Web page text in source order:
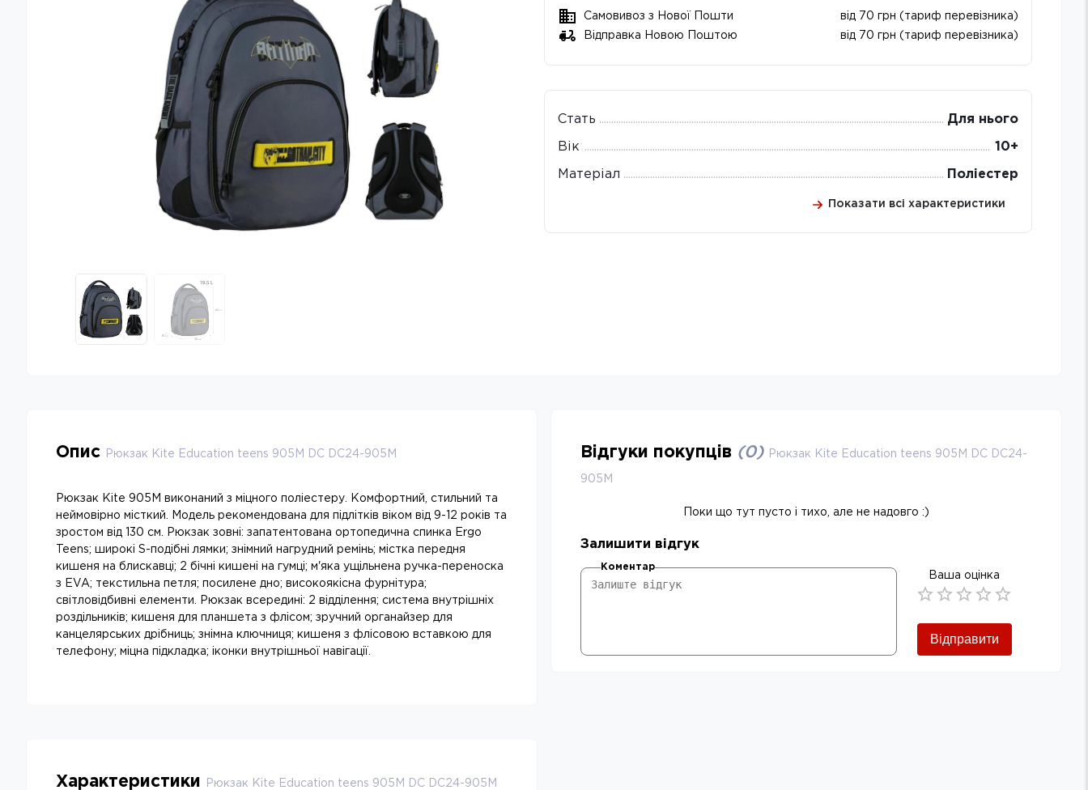
Самовивоз з Нової Пошти
від 70 грн (тариф перевізника)
Відправка Новою Поштою
від 70 грн (тариф перевізника)
Стать Для нього
Вік 10+
Матеріал Поліестер
Показати всі характеристики
Опис Рюкзак Kite Education teens 905M DC DC24-905M
Рюкзак Kite 905M виконаний з міцного поліестеру. Комфортний, стильний та
неймовірно місткий. Модель рекомендована для підлітків віком від 9-12 років та
зростом від 130 см. Рюкзак зовні: запатентована ортопедична спинка Ergo
Teens; широкі S-подібні лямки; знімний нагрудний ремінь; містка передня
кишеня на блискавці; 2 бічні кишені на гумці; м'яка ущільнена ручка-переноска
з EVA; текстильна петля; посилене дно; високоякісна фурнітура;
світловідбивні елементи. Рюкзак всередині: 2 відділення; система внутрішніх
роздільників; кишеня для планшета з флісом; зручний органайзер для
канцелярських дрібниць; знімна ключниця; кишеня з флісовою вставкою для
телефону; міцна підкладка; іконки внутрішньої навігації.
Характеристики Рюкзак Kite Education teens 905M DC DC24-905M
Відгуки покупців (0) Рюкзак Kite Education teens 905M DC DC24-
905M
Поки що тут пусто і тихо, але не надовго :)
Залишити відгук
Коментар
Ваша оцінка
Відправити